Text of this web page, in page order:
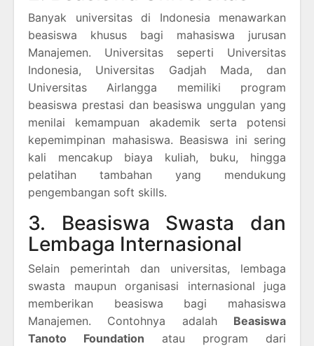
Banyak universitas di Indonesia menawarkan
beasiswa khusus bagi mahasiswa jurusan
Manajemen. Universitas seperti Universitas
Indonesia, Universitas Gadjah Mada, dan
Universitas Airlangga memiliki program
beasiswa prestasi dan beasiswa unggulan yang
menilai kemampuan akademik serta potensi
kepemimpinan mahasiswa. Beasiswa ini sering
kali mencakup biaya kuliah, buku, hingga
pelatihan tambahan yang mendukung
pengembangan soft skills.
3. Beasiswa Swasta dan
Lembaga Internasional
Selain pemerintah dan universitas, lembaga
swasta maupun organisasi internasional juga
memberikan beasiswa bagi mahasiswa
Manajemen. Contohnya adalah Beasiswa
Tanoto Foundation atau program dari